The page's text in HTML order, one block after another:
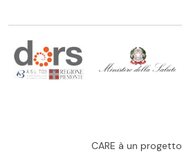
CARE à un progetto